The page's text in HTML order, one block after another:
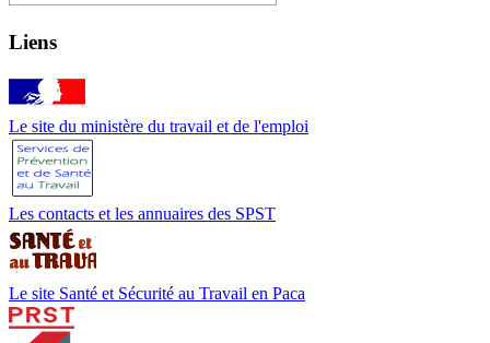
Liens
Le site du ministère du travail et de l'emploi
Les contacts et les annuaires des SPST
Le site Santé et Sécurité au Travail en Paca